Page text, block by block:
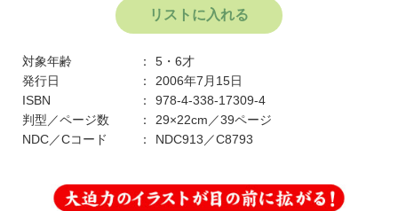
リストに入れる
対象年齢
5・6才
発行日
2006年7月15日
ISBN
978-4-338-17309-4
判型／ページ数
29×22cm／39ページ
NDC／Cコード
NDC913／C8793